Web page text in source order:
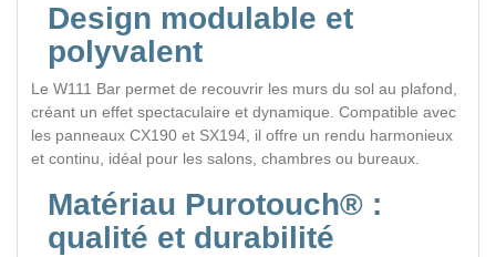
Design modulable et
polyvalent
Le W111 Bar permet de recouvrir les murs du sol au plafond,
créant un effet spectaculaire et dynamique. Compatible avec
les panneaux CX190 et SX194, il offre un rendu harmonieux
et continu, idéal pour les salons, chambres ou bureaux.
Matériau Purotouch® :
qualité et durabilité